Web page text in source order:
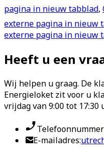
pagina in nieuw tabblad,
externe pagina in nieuw
externe pagina in nieuw
Heeft u een
Wij helpen u graag. De
Energieloket zit voor u
vrijdag van 9:00 tot 17:30
E-mailadres: